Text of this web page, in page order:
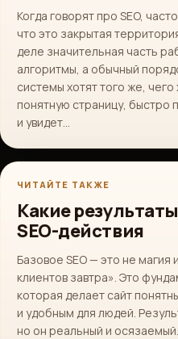
Когда говорят про SEO,
что это закрытая
деле значительная часть
алгоритмы, а обычный
системы хотят того же,
понятную страницу, быстро
и увидет…
ЧИТАЙТЕ ТАКЖЕ
Какие
SEO-действия
Базовое SEO — это не магия
клиентов завтра». Это
которая делает сайт
и удобным для людей.
но он реальный и осязаемый.